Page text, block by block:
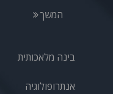
המשך
בינה מלאכותית
אנתרופולוגיה